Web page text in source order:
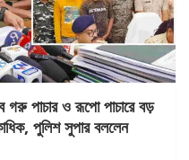
পাচার ও রূপো পাচারে বড়
পুলিশ সুপার বললেন